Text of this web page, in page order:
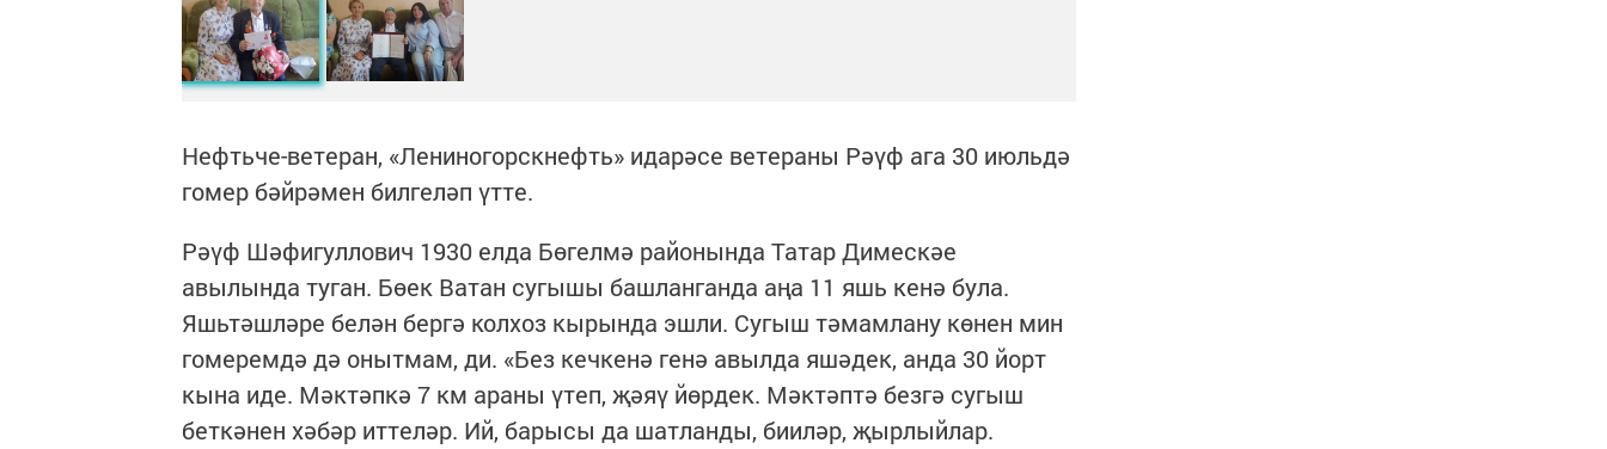
Нефтьче-ветеран, «Лениногорскнефть» идарәсе ветераны Рәүф ага 30 июльдә
гомер бәйрәмен билгеләп үтте.
Рәүф Шәфигуллович 1930 елда Бөгелмә районында Татар Димескәе
авылында туган. Бөек Ватан сугышы башланганда аңа 11 яшь кенә була.
Яшьтәшләре белән бергә колхоз кырында эшли. Сугыш тәмамлану көнен мин
гомеремдә дә онытмам, ди. «Без кечкенә генә авылда яшәдек, анда 30 йорт
кына иде. Мәктәпкә 7 км араны үтеп, җәяү йөрдек. Мәктәптә безгә сугыш
беткәнен хәбәр иттеләр. Ий, барысы да шатланды, бииләр, җырлыйлар.